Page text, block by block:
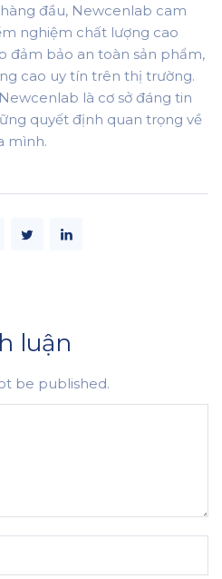
đầu, Newcenlab cam
nghiệm chất lượng cao
đảm bảo an toàn sản phẩm,
cao uy tín trên thị trường.
là cơ sở đáng tin
quyết định quan trọng về
mình.
luận
be published.